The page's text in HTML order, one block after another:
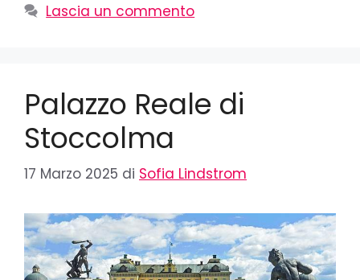
Lascia un commento
Palazzo Reale di
Stoccolma
17 Marzo 2025 di Sofia Lindstrom